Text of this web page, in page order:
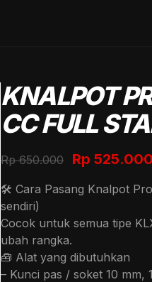
KNALPOT
CC FULL
Rp650.000
Original
was:
Rp
Rp 525.000
🛠️ Cara Pasang Knalpot
sendiri)
Cocok untuk semua tipe
ubah rangka.
🧰 Alat yang dibutuhkan
– Kunci pas / soket 10 mm,